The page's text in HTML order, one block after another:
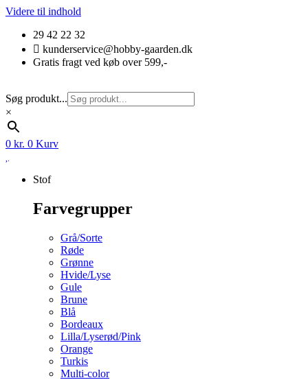
Videre til indhold
29 42 22 32
kunderservice@hobby-gaarden.dk
Gratis fragt ved køb over 599,-
Søg produkt...
×
0 kr. 0 Kurv
Stof
Farvegrupper
Grå/Sorte
Røde
Grønne
Hvide/Lyse
Gule
Brune
Blå
Bordeaux
Lilla/Lyserød/Pink
Orange
Turkis
Multi-color